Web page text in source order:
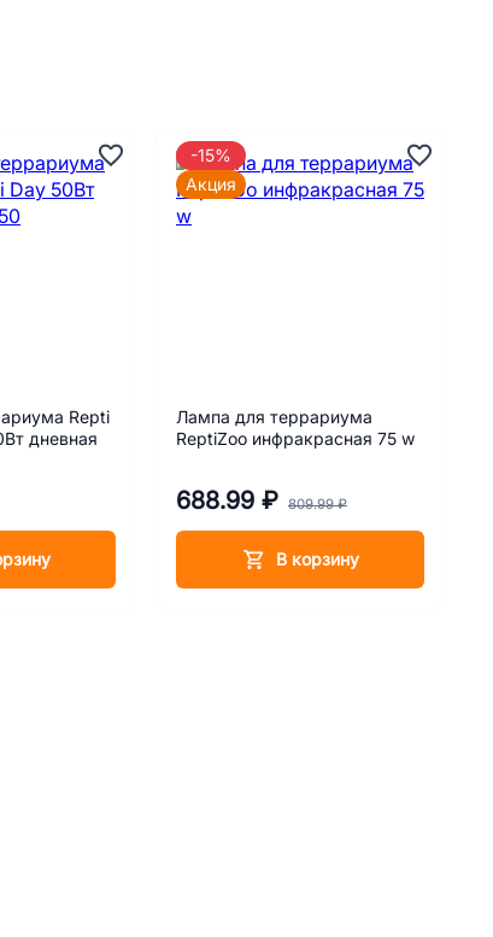
Repti
дневная
Лампа для террариума
ReptiZoo инфракрасная 75 w
688.99 ₽ 809.99 ₽
В корзину
-15%
Акция